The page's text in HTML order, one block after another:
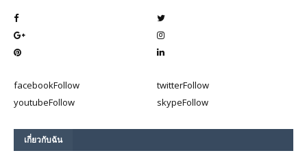
facebookFollow twitterFollow
youtubeFollow skypeFollow
เกี่ยวกับฉัน